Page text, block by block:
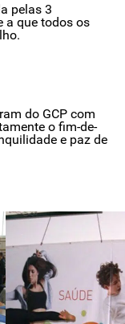
pelas 3
a que todos os
do GCP com
o fim-de-
e paz de